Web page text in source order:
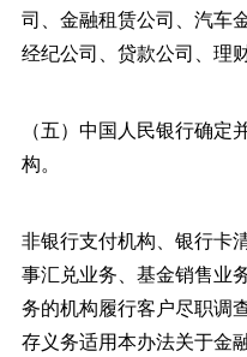
司、金融租赁公司、汽车
经纪公司、贷款公司、理
（五）中国人民银行确
构。
非银行支付机构、银行卡
事汇兑业务、基金销售业
务的机构履行客户尽职调
存义务适用本办法关于金